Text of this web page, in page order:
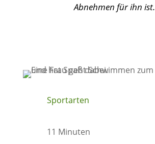
Abnehmen für ihn ist.
Sportarten
11 Minuten